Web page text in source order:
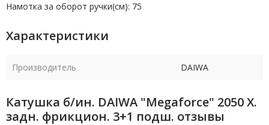
Намотка за оборот ручки(см): 75
Характеристики
Производитель DAIWA
Катушка б/ин. DAIWA "Megaforce" 2050 Х.
задн. фрикцион. 3+1 подш. отзывы